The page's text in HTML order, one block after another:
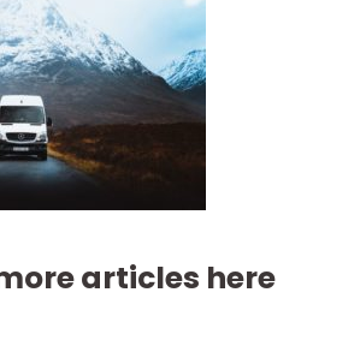
articles here